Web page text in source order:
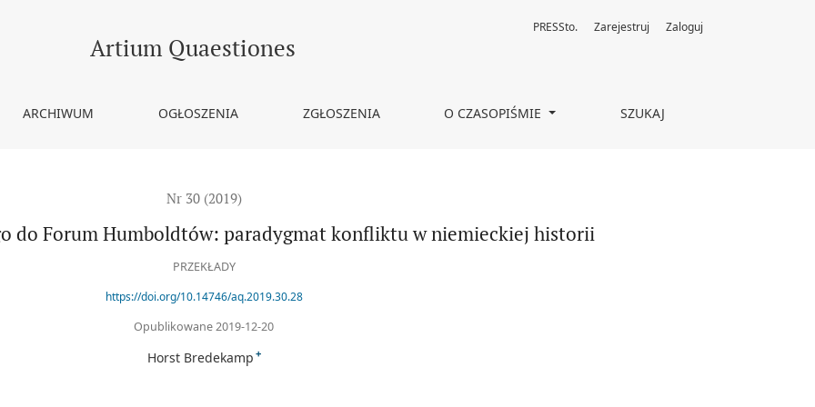
konfliktu w niemieckiej historii
Artium Quaestiones
ARCHIWUM OGŁOSZENIA ZGŁOSZENIA O CZASOPIŚMIE SZUKAJ
PRESSto. Zarejestruj Zaloguj
Nr 30 (2019)
do Forum Humboldtów: paradygmat konfliktu w niemieckiej historii
PRZEKŁADY
https://doi.org/10.14746/aq.2019.30.28
Opublikowane 2019-12-20
Horst Bredekamp +